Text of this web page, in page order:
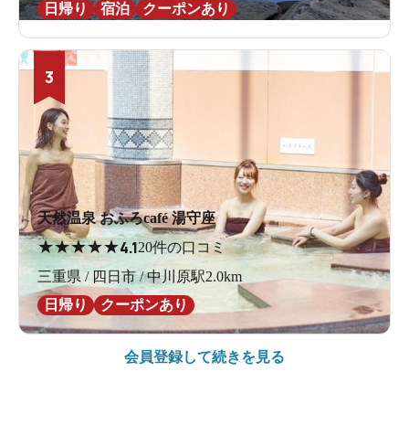
日帰り
宿泊 クーポンあり
3
天然温泉 おふろcafé 湯守座
★★★★★4.120件の口コミ
三重県 / 四日市 / 中川原駅2.0km
日帰り
クーポンあり
会員登録して続きを見る